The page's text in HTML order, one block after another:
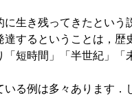
生き残ってきたという
するということは，
短時間」「半世紀」
る例は多々あります．